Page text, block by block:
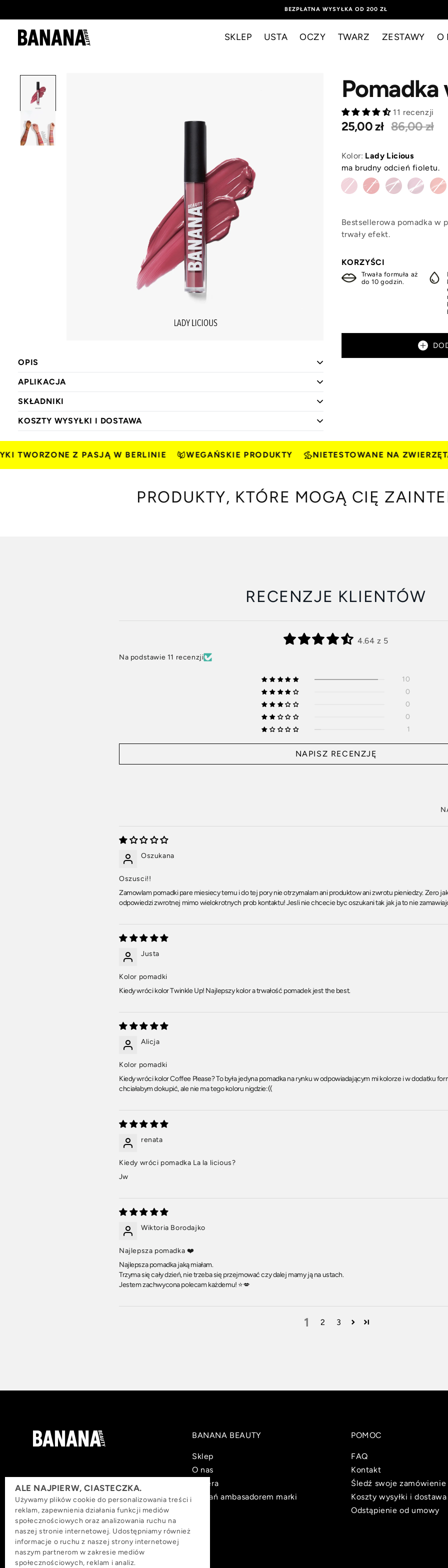
BEZPŁATNA WYSYŁKA OD 200 ZŁ
SKLEP USTA OCZY TWARZ ZESTAWY O
OPIS
APLIKACJA
SKŁADNIKI
KOSZTY WYSYŁKI I DOSTAWA
Pomadka
11 recenzji
25,00 zł 86,00 zł
Kolor: Lady Licious
ma brudny odcień fioletu.
Bestsellerowa pomadka w
trwały efekt.
KORZYŚCI
Trwała formuła aż
do 10 godzin.
Z PASJĄ W BERLINIE WEGAŃSKIE PRODUKTY NIETESTOWANE NA ZWIERZĘTACH*
PRODUKTY, KTÓRE MOGĄ CIĘ
RECENZJE KLIENTÓW
4.64 z 5
Na podstawie 11 recenzji
10
0
0
0
1
NAPISZ RECENZJĘ
Oszukana
Oszusci!!
Zamowlam pomadki pare miesiecy temu i do tej pory nie otrzymalam ani produktow ani zwrotu pieniedzy. Zero
odpowiedzi zwrotnej mimo wielokrotnych prob kontaktu! Jesli nie chcecie byc oszukani tak jak ja to nie
Justa
Kolor pomadki
Kiedy wróci kolor Twinkle Up! Najlepszy kolor a trwałość pomadek jest the best.
Alicja
Kolor pomadki
Kiedy wróci kolor Coffee Please? To była jedyna pomadka na rynku w odpowiadającym mi kolorze i w dodatku
chciałabym dokupić, ale nie ma tego koloru nigdzie:((
renata
Kiedy wróci pomadka La la licious?
Jw
Wiktoria Borodajko
Najlepsza pomadka ❤️
Najlepsza pomadka jaką miałam.
Trzyma się cały dzień, nie trzeba się przejmować czy dalej mamy ją na ustach.
Jestem zachwycona polecam każdemu! ⭐💋
1 2 3
BANANA BEAUTY
Sklep
O nas
Kariera
Zostań ambasadorem marki
POMOC
FAQ
Kontakt
Śledź swoje zamówienie
Koszty wysyłki i dostawa
Odstąpienie od umowy
ALE NAJPIERW, CIASTECZKA.
Używamy plików cookie do personalizowania treści i
reklam, zapewnienia działania funkcji mediów
społecznościowych oraz analizowania ruchu na
naszej stronie internetowej. Udostępniamy również
informacje o ruchu z naszej strony internetowej
naszym partnerom w zakresie mediów
społecznościowych, reklam i analiz.